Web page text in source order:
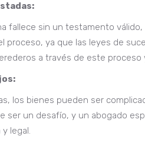
fallece sin un testamento
proceso, ya que las leyes de
a través de este
los bienes pueden ser
ser un desafío, y un abogado
legal.